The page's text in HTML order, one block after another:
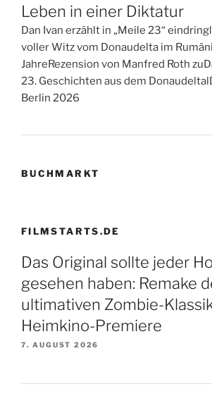
Leben in einer Diktatur
Dan Ivan erzählt in „Meile 23“
voller Witz vom Donaudelta im
JahreRezension von Manfred Roth
23. Geschichten aus dem
Berlin 2026
BUCHMARKT
FILMSTARTS.DE
Das Original sollte jeder
gesehen haben: Remake
ultimativen Zombie-
Heimkino-Premiere
7. AUGUST 2026